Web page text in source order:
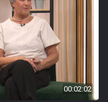
00:02:02